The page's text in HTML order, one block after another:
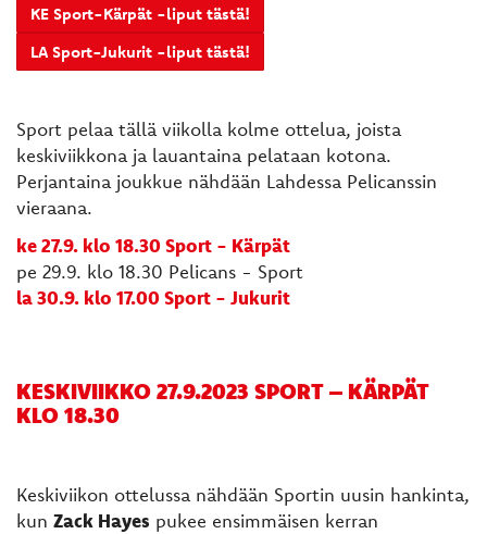
KE Sport-Kärpät -liput tästä!
LA Sport-Jukurit -liput tästä!
Sport pelaa tällä viikolla kolme ottelua, joista
keskiviikkona ja lauantaina pelataan kotona.
Perjantaina joukkue nähdään Lahdessa Pelicanssin
vieraana.
ke 27.9. klo 18.30 Sport - Kärpät
pe 29.9. klo 18.30 Pelicans - Sport
la 30.9. klo 17.00 Sport - Jukurit
KESKIVIIKKO 27.9.2023 SPORT – KÄRPÄT
KLO 18.30
Keskiviikon ottelussa nähdään Sportin uusin hankinta,
kun Zack Hayes pukee ensimmäisen kerran